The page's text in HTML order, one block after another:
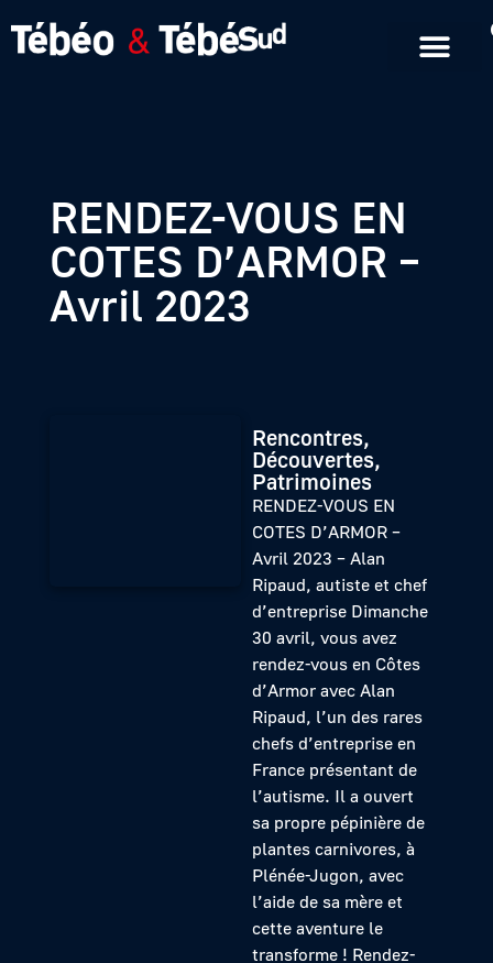
RENDEZ-VOUS EN
COTES D’ARMOR –
Avril 2023
Rencontres,
Découvertes,
Patrimoines
RENDEZ-VOUS EN
COTES D’ARMOR –
Avril 2023 – Alan
Ripaud, autiste et chef
d’entreprise Dimanche
30 avril, vous avez
rendez-vous en Côtes
d’Armor avec Alan
Ripaud, l’un des rares
chefs d’entreprise en
France présentant de
l’autisme. Il a ouvert
sa propre pépinière de
plantes carnivores, à
Plénée-Jugon, avec
l’aide de sa mère et
cette aventure le
transforme ! Rendez-